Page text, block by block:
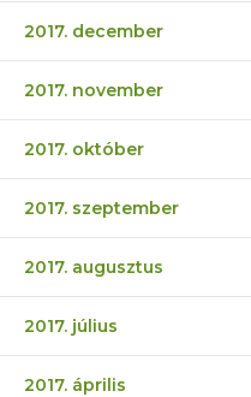
2017. december
2017. november
2017. október
2017. szeptember
2017. augusztus
2017. július
2017. április